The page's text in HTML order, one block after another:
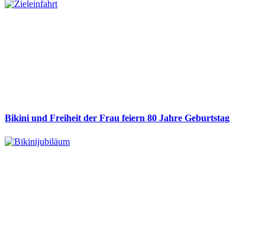
Bikini und Freiheit der Frau feiern 80 Jahre Geburtstag